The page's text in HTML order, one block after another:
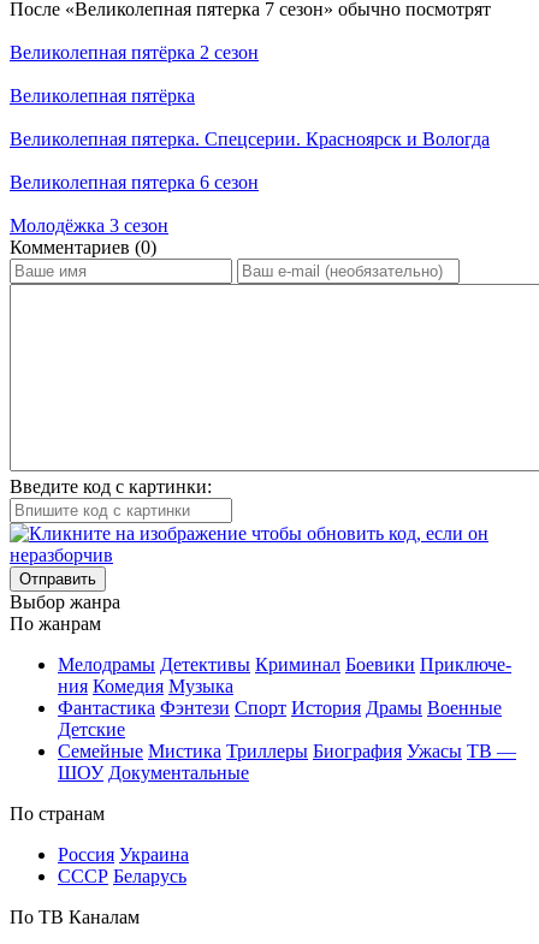
По­сле «Великолепная пятерка 7 сезон» обыч­но по­смот­рят
Великолепная пятёрка 2 сезон
Великолепная пятёрка
Великолепная пятерка. Спецсерии. Красноярск и Вологда
Великолепная пятерка 6 сезон
Молодёжка 3 сезон
Ком­мен­та­ри­ев (0)
Введите код с картинки:
Отправить
Вы­бор жан­ра
По жан­рам
Ме­ло­дра­мы Де­тек­ти­вы Кри­ми­нал Бое­ви­ки При­клю­че­
ния Ко­ме­дия Му­зы­ка
Фан­та­сти­ка Фэн­те­зи Спорт Ис­то­рия Дра­мы Во­ен­ные
Дет­ские
Се­мей­ные Мис­ти­ка Трил­ле­ры Био­гра­фия Ужа­сы ТВ —
ШОУ До­ку­мен­таль­ные
По стра­нам
Рос­сия Ук­раи­на
СССР Бе­ла­русь
По ТВ Ка­на­лам